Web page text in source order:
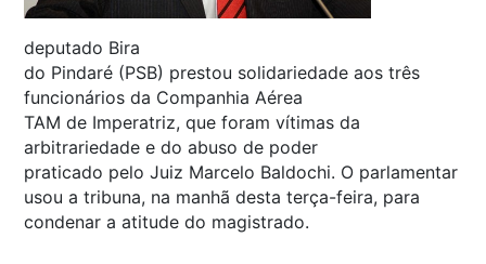
deputado Bira
do Pindaré (PSB) prestou solidariedade aos três
funcionários da Companhia Aérea
TAM de Imperatriz, que foram vítimas da
arbitrariedade e do abuso de poder
praticado pelo Juiz Marcelo Baldochi. O parlamentar
usou a tribuna, na manhã desta terça-feira, para
condenar a atitude do magistrado.